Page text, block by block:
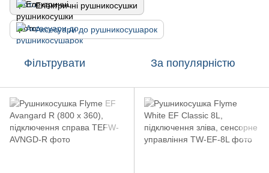
Електричні рушникосушки
Аксесуари до рушникосушарок
Фільтрувати За популярністю